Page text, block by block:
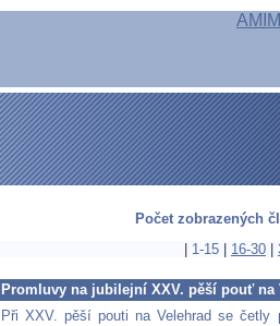
Počet zobrazených
1-15 16-30
Promluvy na jubilejní XXV. pěší pouť
Při XXV. pěší pouti na Velehrad se četly